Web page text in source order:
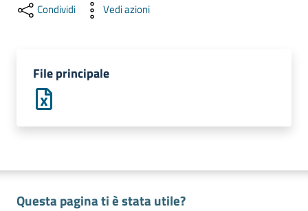
lavoro
Promozione
Innovazione
delle
Imprese
Condividi Vedi azioni
File principale
Questa pagina ti è stata utile?